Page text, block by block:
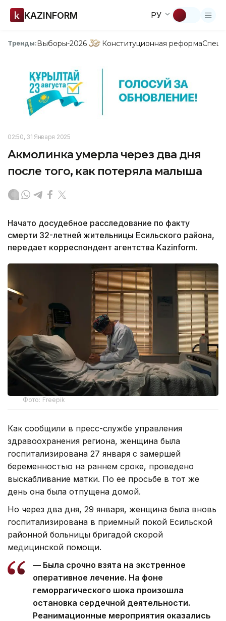
KAZINFORM РУ
Тренды:Выборы-2026 Конституционная реформа
02:50, 31 Января 2025
Акмолинка умерла через два дня
после того, как потеряла малыша
Начато досудебное расследование по факту
смерти 32-летней жительницы Есильского района,
передает корреспондент агентства Kazinform.
Фото: Freepik
Как сообщили в пресс-службе управления
здравоохранения региона, женщина была
госпитализирована 27 января с замершей
беременностью на раннем сроке, проведено
выскабливание матки. По ее просьбе в тот же
день она была отпущена домой.
Но через два дня, 29 января, женщина была вновь
госпитализирована в приемный покой Есильской
районной больницы бригадой скорой
медицинской помощи.
— Была срочно взята на экстренное
оперативное лечение. На фоне
геморрагического шока произошла
остановка сердечной деятельности.
Реанимационные мероприятия оказались